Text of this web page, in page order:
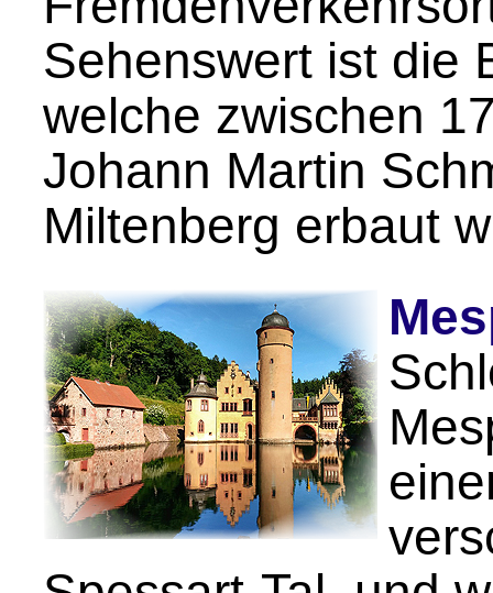
Sehenswert ist die
welche zwischen
Johann Martin
Miltenberg erbaut